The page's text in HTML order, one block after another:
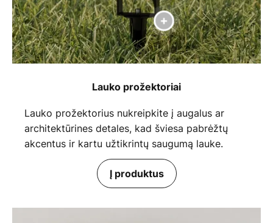
Lauko prožektoriai
Lauko prožektorius nukreipkite į augalus ar
architektūrines detales, kad šviesa pabrėžtų
akcentus ir kartu užtikrintų saugumą lauke.
Į produktus